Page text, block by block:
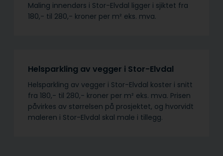
Maling innendørs i Stor-Elvdal ligger i sjiktet fra
180,- til 280,- kroner per m² eks. mva.
Helsparkling av vegger i Stor-Elvdal
Helsparkling av vegger i Stor-Elvdal koster i snitt
fra 180,- til 280,- kroner per m² eks. mva. Prisen
påvirkes av størrelsen på prosjektet, og hvorvidt
maleren i Stor-Elvdal skal male i tillegg.